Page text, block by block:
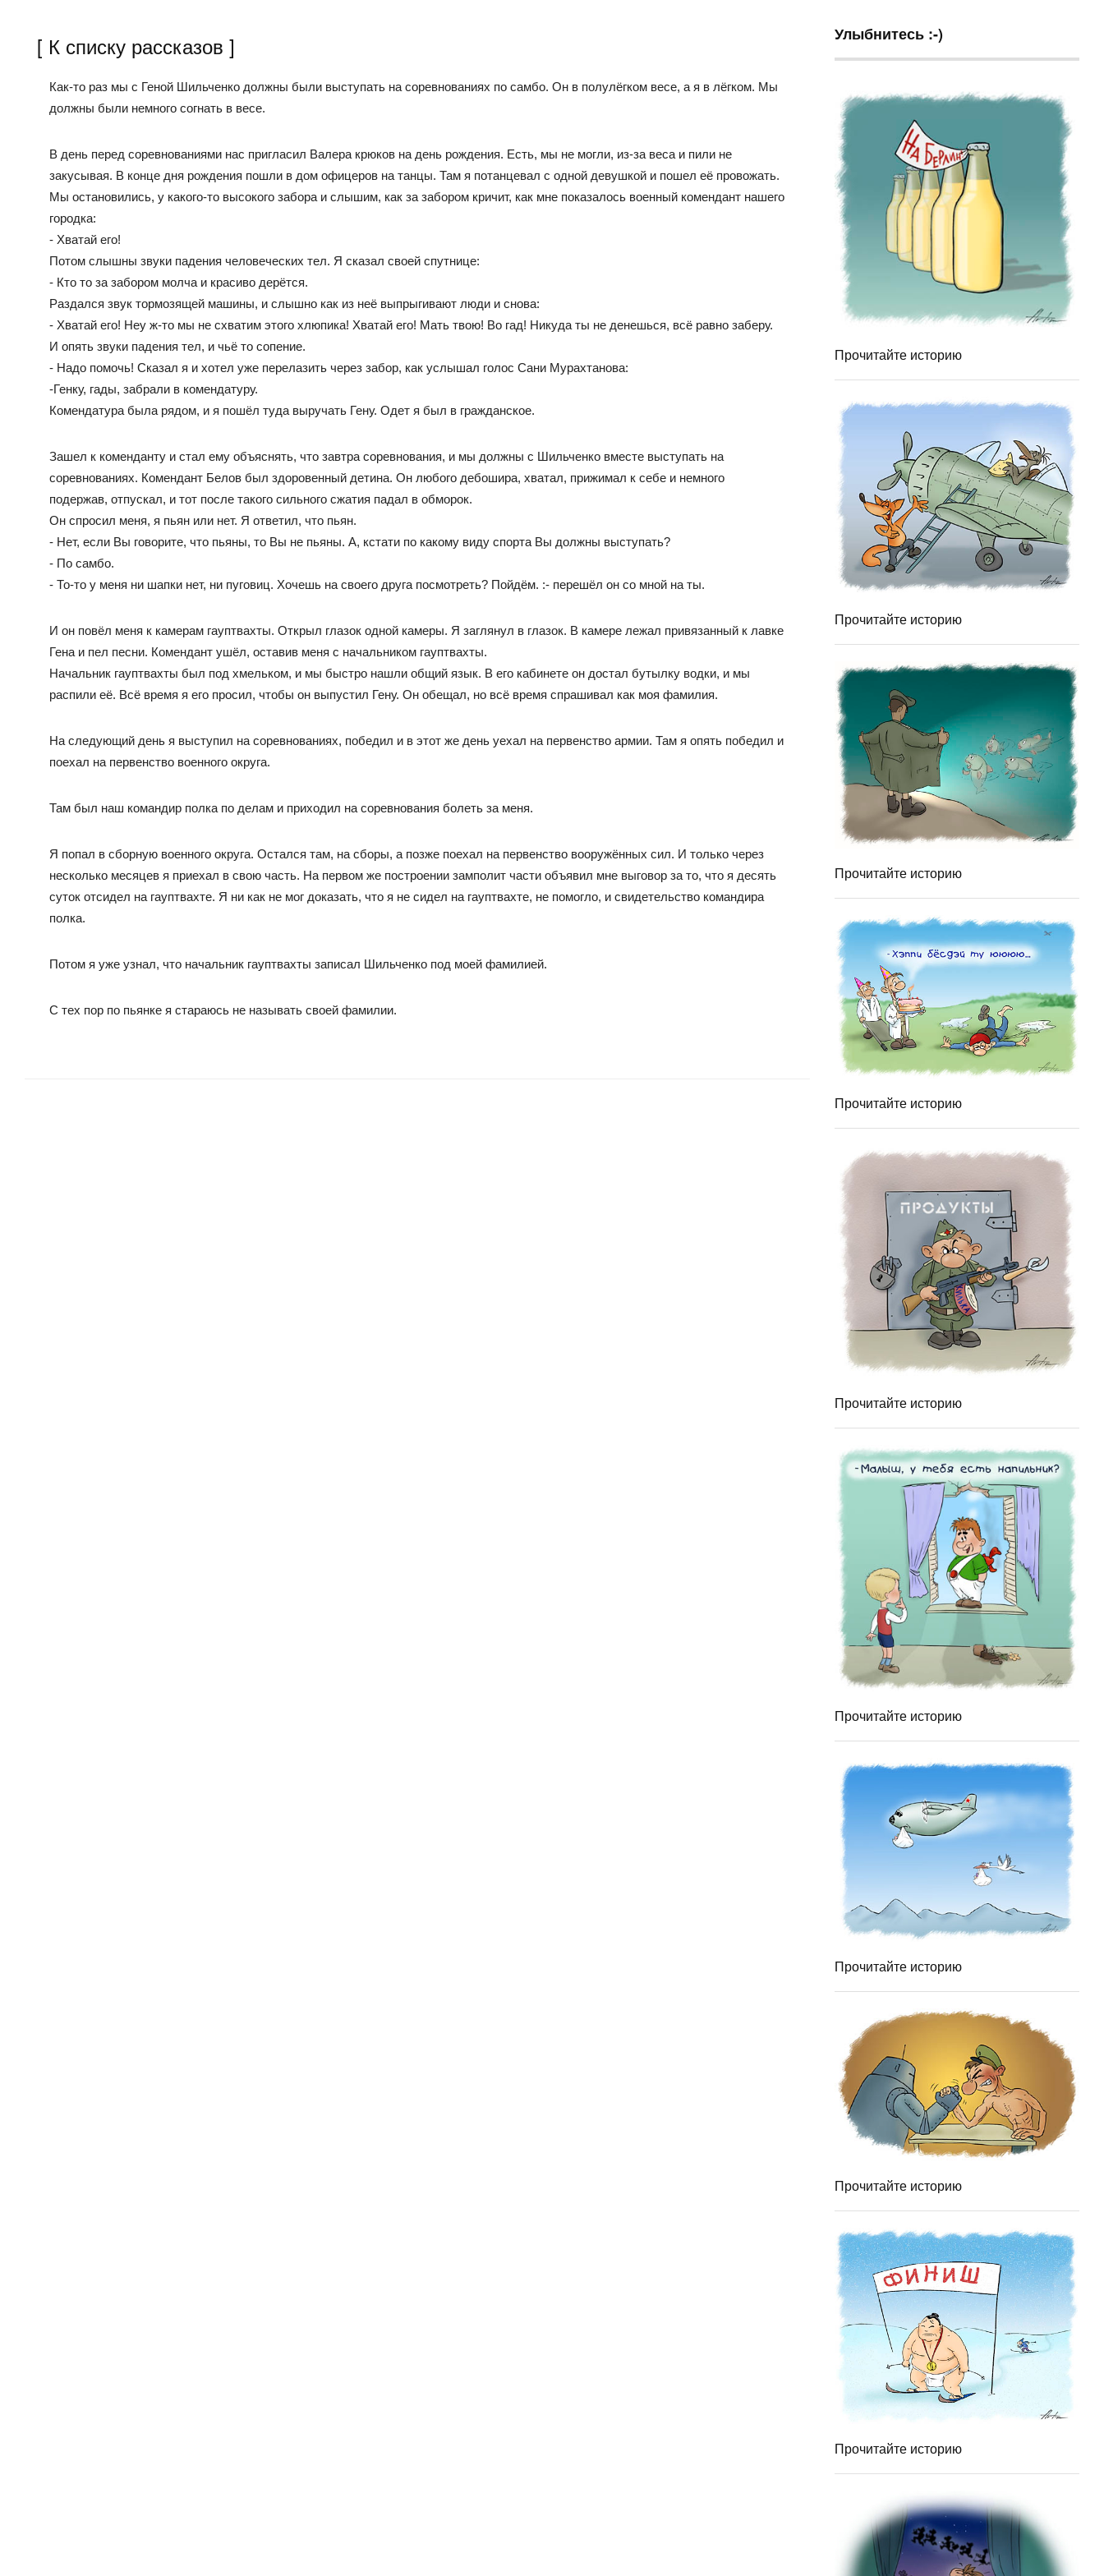
[ К списку рассказов ]
Как-то раз мы с Геной Шильченко должны были выступать на соревнованиях по самбо. Он в полулёгком весе, а я в лёгком. Мы
должны были немного согнать в весе.
В день перед соревнованиями нас пригласил Валера крюков на день рождения. Есть, мы не могли, из-за веса и пили не
закусывая. В конце дня рождения пошли в дом офицеров на танцы. Там я потанцевал с одной девушкой и пошел её провожать.
Мы остановились, у какого-то высокого забора и слышим, как за забором кричит, как мне показалось военный комендант нашего
городка:
- Хватай его!
Потом слышны звуки падения человеческих тел. Я сказал своей спутнице:
- Кто то за забором молча и красиво дерётся.
Раздался звук тормозящей машины, и слышно как из неё выпрыгивают люди и снова:
- Хватай его! Неу ж-то мы не схватим этого хлюпика! Хватай его! Мать твою! Во гад! Никуда ты не денешься, всё равно заберу.
И опять звуки падения тел, и чьё то сопение.
- Надо помочь! Сказал я и хотел уже перелазить через забор, как услышал голос Сани Мурахтанова:
-Генку, гады, забрали в комендатуру.
Комендатура была рядом, и я пошёл туда выручать Гену. Одет я был в гражданское.
Зашел к коменданту и стал ему объяснять, что завтра соревнования, и мы должны с Шильченко вместе выступать на
соревнованиях. Комендант Белов был здоровенный детина. Он любого дебошира, хватал, прижимал к себе и немного
подержав, отпускал, и тот после такого сильного сжатия падал в обморок.
Он спросил меня, я пьян или нет. Я ответил, что пьян.
- Нет, если Вы говорите, что пьяны, то Вы не пьяны. А, кстати по какому виду спорта Вы должны выступать?
- По самбо.
- То-то у меня ни шапки нет, ни пуговиц. Хочешь на своего друга посмотреть? Пойдём. :- перешёл он со мной на ты.
И он повёл меня к камерам гауптвахты. Открыл глазок одной камеры. Я заглянул в глазок. В камере лежал привязанный к лавке
Гена и пел песни. Комендант ушёл, оставив меня с начальником гауптвахты.
Начальник гауптвахты был под хмельком, и мы быстро нашли общий язык. В его кабинете он достал бутылку водки, и мы
распили её. Всё время я его просил, чтобы он выпустил Гену. Он обещал, но всё время спрашивал как моя фамилия.
На следующий день я выступил на соревнованиях, победил и в этот же день уехал на первенство армии. Там я опять победил и
поехал на первенство военного округа.
Там был наш командир полка по делам и приходил на соревнования болеть за меня.
Я попал в сборную военного округа. Остался там, на сборы, а позже поехал на первенство вооружённых сил. И только через
несколько месяцев я приехал в свою часть. На первом же построении замполит части объявил мне выговор за то, что я десять
суток отсидел на гауптвахте. Я ни как не мог доказать, что я не сидел на гауптвахте, не помогло, и свидетельство командира
полка.
Потом я уже узнал, что начальник гауптвахты записал Шильченко под моей фамилией.
С тех пор по пьянке я стараюсь не называть своей фамилии.
Улыбнитесь :-)
Прочитайте историю
Прочитайте историю
Прочитайте историю
Прочитайте историю
Прочитайте историю
Прочитайте историю
Прочитайте историю
Прочитайте историю
Прочитайте историю